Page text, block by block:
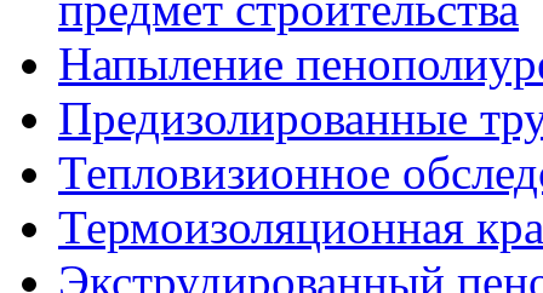
Напыление
Предизолированные
Тепловизионное
Термоизоляционная
Экструдированный